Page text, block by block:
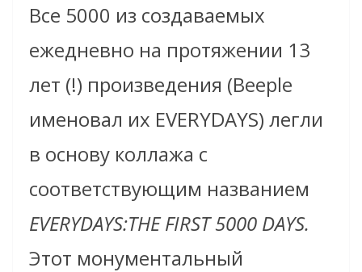
Все 5000 из создаваемых
ежедневно на протяжении 13
лет (!) произведения (Beeple
именовал их EVERYDAYS) легли
в основу коллажа с
соответствующим названием
EVERYDAYS:THE FIRST 5000 DAYS.
Этот монументальный